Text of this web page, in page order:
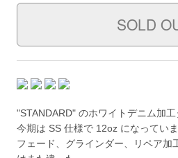
"STANDARD" のホワイトデニム加工
今期は SS 仕様で 12oz になっていま
フェード、グラインダー、リペア加